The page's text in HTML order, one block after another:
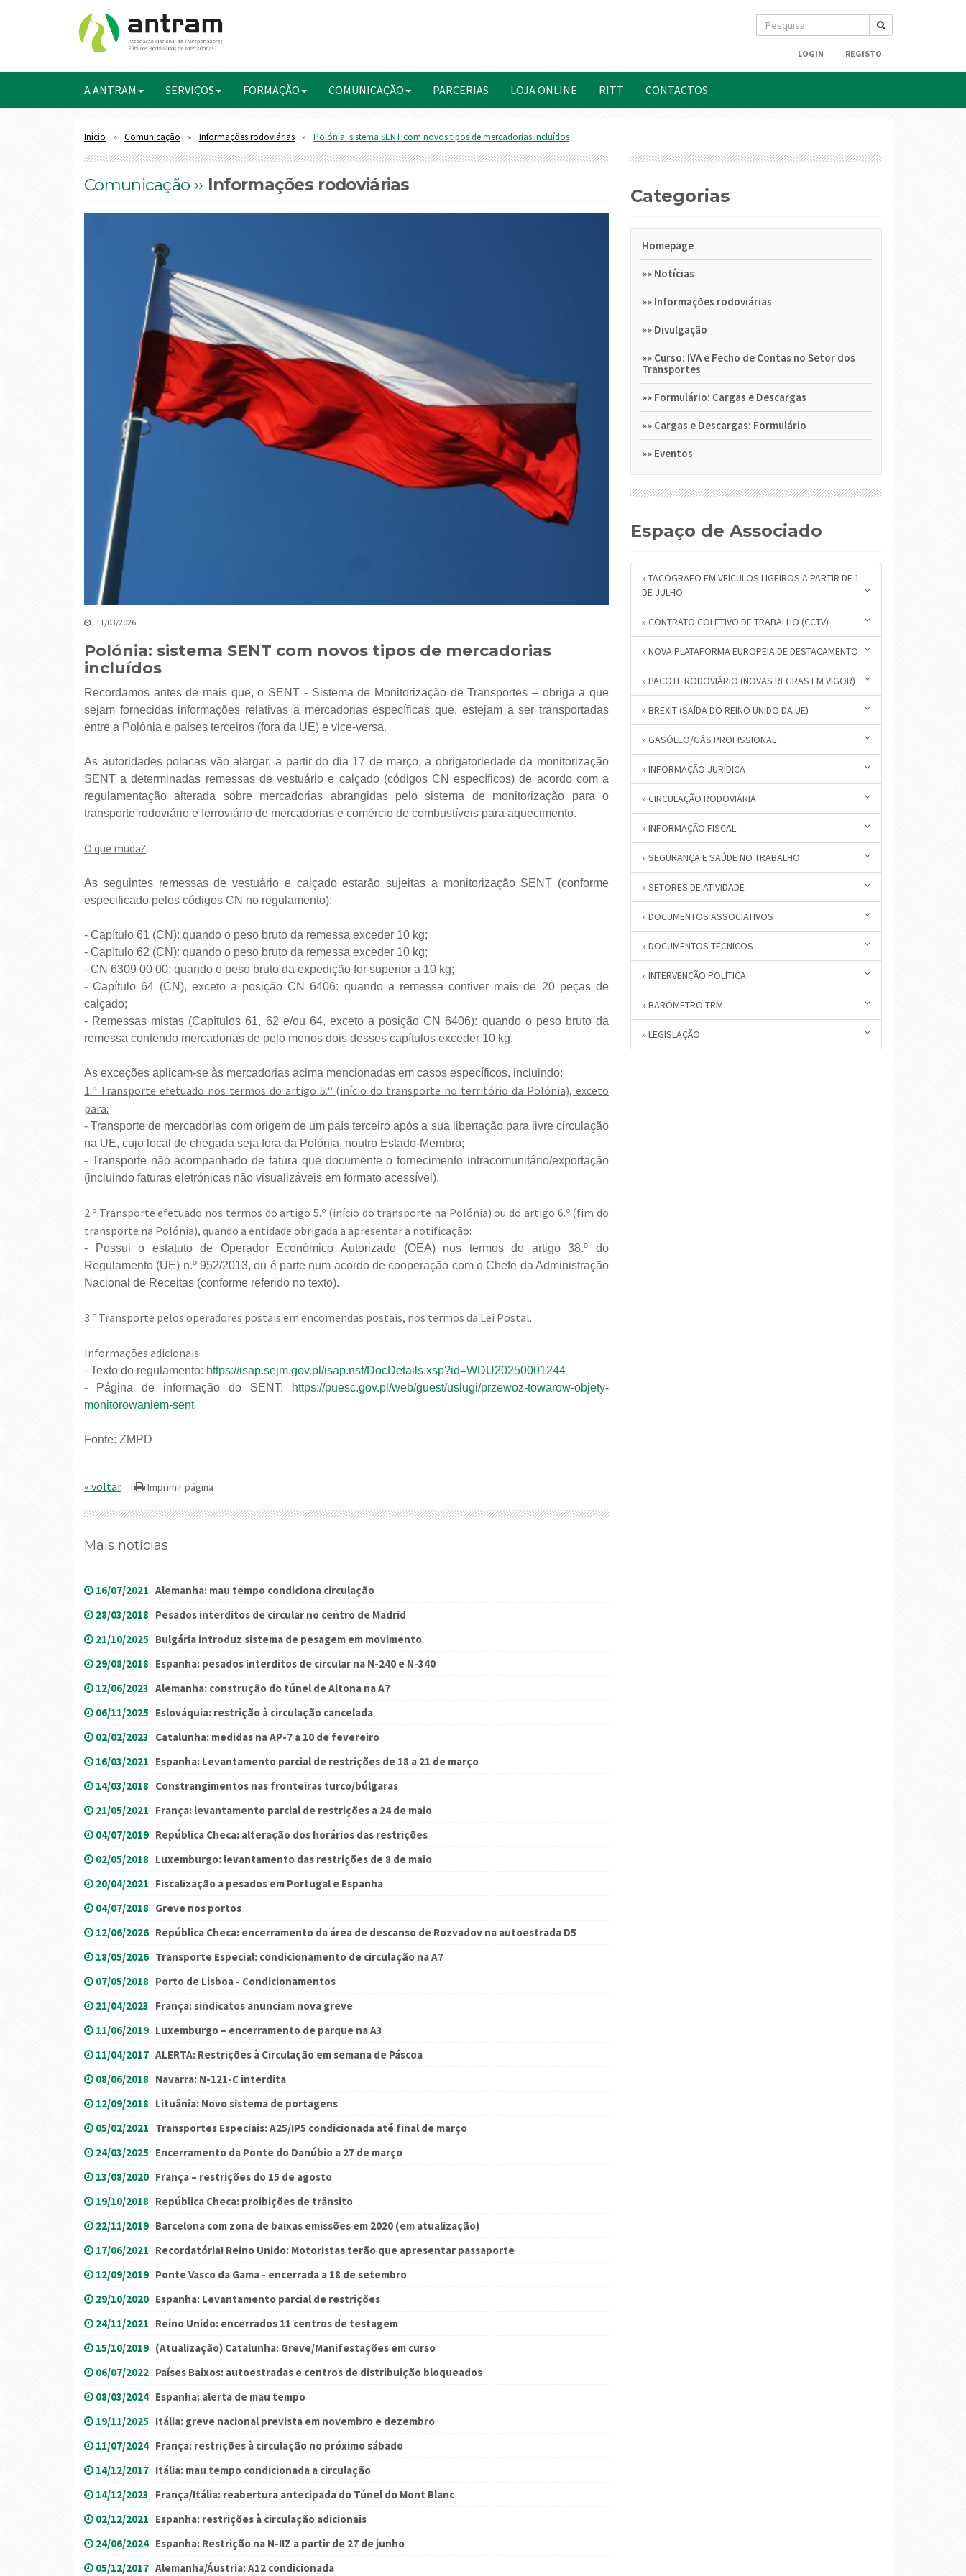
LOGIN REGISTO
A ANTRAM SERVIÇOS FORMAÇÃO COMUNICAÇÃO PARCERIAS LOJA ONLINE RITT CONTACTOS
Início Comunicação Informações rodoviárias Polónia: sistema SENT com novos tipos de mercadorias incluídos
Comunicação ›› Informações rodoviárias
11/03/2026
Polónia: sistema SENT com novos tipos de mercadorias
incluídos
Recordamos antes de mais que, o SENT - Sistema de Monitorização de Transportes – obriga a que
sejam fornecidas informações relativas a mercadorias específicas que, estejam a ser transportadas
entre a Polónia e países terceiros (fora da UE) e vice-versa.
As autoridades polacas vão alargar, a partir do dia 17 de março, a obrigatoriedade da monitorização
SENT a determinadas remessas de vestuário e calçado (códigos CN específicos) de acordo com a
regulamentação alterada sobre mercadorias abrangidas pelo sistema de monitorização para o
transporte rodoviário e ferroviário de mercadorias e comércio de combustíveis para aquecimento.
O que muda?
As seguintes remessas de vestuário e calçado estarão sujeitas a monitorização SENT (conforme
especificado pelos códigos CN no regulamento):
- Capítulo 61 (CN): quando o peso bruto da remessa exceder 10 kg;
- Capítulo 62 (CN): quando o peso bruto da remessa exceder 10 kg;
- CN 6309 00 00: quando o peso bruto da expedição for superior a 10 kg;
- Capítulo 64 (CN), exceto a posição CN 6406: quando a remessa contiver mais de 20 peças de
calçado;
- Remessas mistas (Capítulos 61, 62 e/ou 64, exceto a posição CN 6406): quando o peso bruto da
remessa contendo mercadorias de pelo menos dois desses capítulos exceder 10 kg.
As exceções aplicam-se às mercadorias acima mencionadas em casos específicos, incluindo:
1.º Transporte efetuado nos termos do artigo 5.º (início do transporte no território da Polónia), exceto
para:
- Transporte de mercadorias com origem de um país terceiro após a sua libertação para livre circulação
na UE, cujo local de chegada seja fora da Polónia, noutro Estado-Membro;
- Transporte não acompanhado de fatura que documente o fornecimento intracomunitário/exportação
(incluindo faturas eletrónicas não visualizáveis ​​em formato acessível).
2.º Transporte efetuado nos termos do artigo 5.º (início do transporte na Polónia) ou do artigo 6.º (fim do
transporte na Polónia), quando a entidade obrigada a apresentar a notificação:
- Possui o estatuto de Operador Económico Autorizado (OEA) nos termos do artigo 38.º do
Regulamento (UE) n.º 952/2013, ou é parte num acordo de cooperação com o Chefe da Administração
Nacional de Receitas (conforme referido no texto).
3.º Transporte pelos operadores postais em encomendas postais, nos termos da Lei Postal.
Informações adicionais
- Texto do regulamento: https://isap.sejm.gov.pl/isap.nsf/DocDetails.xsp?id=WDU20250001244
- Página de informação do SENT:
https://puesc.gov.pl/web/guest/uslugi/przewoz-towarow-objety-
monitorowaniem-sent
Fonte: ZMPD
« voltar
Mais notícias
16/07/2021 Alemanha: mau tempo condiciona circulação
28/03/2018 Pesados interditos de circular no centro de Madrid
21/10/2025 Bulgária introduz sistema de pesagem em movimento
29/08/2018 Espanha: pesados interditos de circular na N-240 e N-340
12/06/2023 Alemanha: construção do túnel de Altona na A7
06/11/2025 Eslováquia: restrição à circulação cancelada
02/02/2023 Catalunha: medidas na AP-7 a 10 de fevereiro
16/03/2021 Espanha: Levantamento parcial de restrições de 18 a 21 de março
14/03/2018 Constrangimentos nas fronteiras turco/búlgaras
21/05/2021 França: levantamento parcial de restrições a 24 de maio
04/07/2019 República Checa: alteração dos horários das restrições
02/05/2018 Luxemburgo: levantamento das restrições de 8 de maio
20/04/2021 Fiscalização a pesados em Portugal e Espanha
04/07/2018 Greve nos portos
12/06/2026 República Checa: encerramento da área de descanso de Rozvadov na autoestrada D5
18/05/2026 Transporte Especial: condicionamento de circulação na A7
07/05/2018 Porto de Lisboa - Condicionamentos
21/04/2023 França: sindicatos anunciam nova greve
11/06/2019 Luxemburgo – encerramento de parque na A3
11/04/2017 ALERTA: Restrições à Circulação em semana de Páscoa
08/06/2018 Navarra: N-121-C interdita
12/09/2018 Lituânia: Novo sistema de portagens
05/02/2021 Transportes Especiais: A25/IP5 condicionada até final de março
24/03/2025 Encerramento da Ponte do Danúbio a 27 de março
13/08/2020 França – restrições do 15 de agosto
19/10/2018 República Checa: proibições de trânsito
22/11/2019 Barcelona com zona de baixas emissões em 2020 (em atualização)
17/06/2021 Recordatória! Reino Unido: Motoristas terão que apresentar passaporte
12/09/2019 Ponte Vasco da Gama - encerrada a 18 de setembro
29/10/2020 Espanha: Levantamento parcial de restrições
24/11/2021 Reino Unido: encerrados 11 centros de testagem
15/10/2019 (Atualização) Catalunha: Greve/Manifestações em curso
06/07/2022 Países Baixos: autoestradas e centros de distribuição bloqueados
08/03/2024 Espanha: alerta de mau tempo
19/11/2025 Itália: greve nacional prevista em novembro e dezembro
11/07/2024 França: restrições à circulação no próximo sábado
14/12/2017 Itália: mau tempo condicionada a circulação
14/12/2023 França/Itália: reabertura antecipada do Túnel do Mont Blanc
02/12/2021 Espanha: restrições à circulação adicionais
24/06/2024 Espanha: Restrição na N-IIZ a partir de 27 de junho
05/12/2017 Alemanha/Áustria: A12 condicionada
Categorias
Homepage
»» Notícias
»» Informações rodoviárias
»» Divulgação
»» Curso: IVA e Fecho de Contas no Setor dos
Transportes
»» Formulário: Cargas e Descargas
»» Cargas e Descargas: Formulário
»» Eventos
Espaço de Associado
» TACÓGRAFO EM VEÍCULOS LIGEIROS A PARTIR DE 1
DE JULHO
» CONTRATO COLETIVO DE TRABALHO (CCTV)
» NOVA PLATAFORMA EUROPEIA DE DESTACAMENTO
» PACOTE RODOVIÁRIO (NOVAS REGRAS EM VIGOR)
» BREXIT (SAÍDA DO REINO UNIDO DA UE)
» GASÓLEO/GÁS PROFISSIONAL
» INFORMAÇÃO JURÍDICA
» CIRCULAÇÃO RODOVIÁRIA
» INFORMAÇÃO FISCAL
» SEGURANÇA E SAÚDE NO TRABALHO
» SETORES DE ATIVIDADE
» DOCUMENTOS ASSOCIATIVOS
» DOCUMENTOS TÉCNICOS
» INTERVENÇÃO POLÍTICA
» BARÓMETRO TRM
» LEGISLAÇÃO